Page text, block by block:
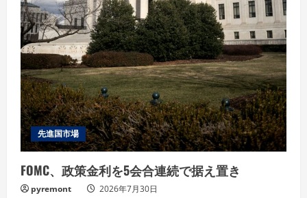
先進国市場
FOMC、政策金利を5会合連続で据え置き
pyremont 2026年7月30日